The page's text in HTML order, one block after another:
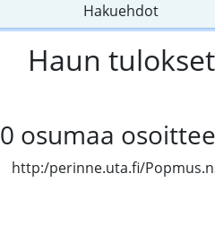
Hakuehdot
Haun tulokset
0 osumaa
http:/perinne.uta.fi/